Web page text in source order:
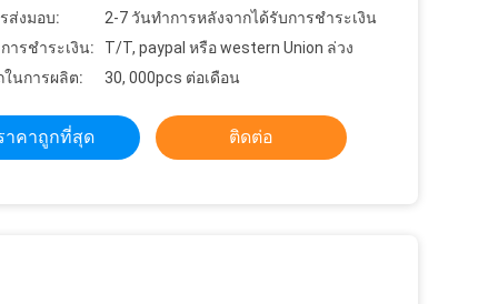
ส่งมอบ:
2-7 วันทำการหลังจากได้รับการชำระเงิน
ารชำระเงิน:
T/T, paypal หรือ western Union ล่วง
ในการผลิต:
30, 000pcs ต่อเดือน
าคาถูกที่สุด ติดต่อ